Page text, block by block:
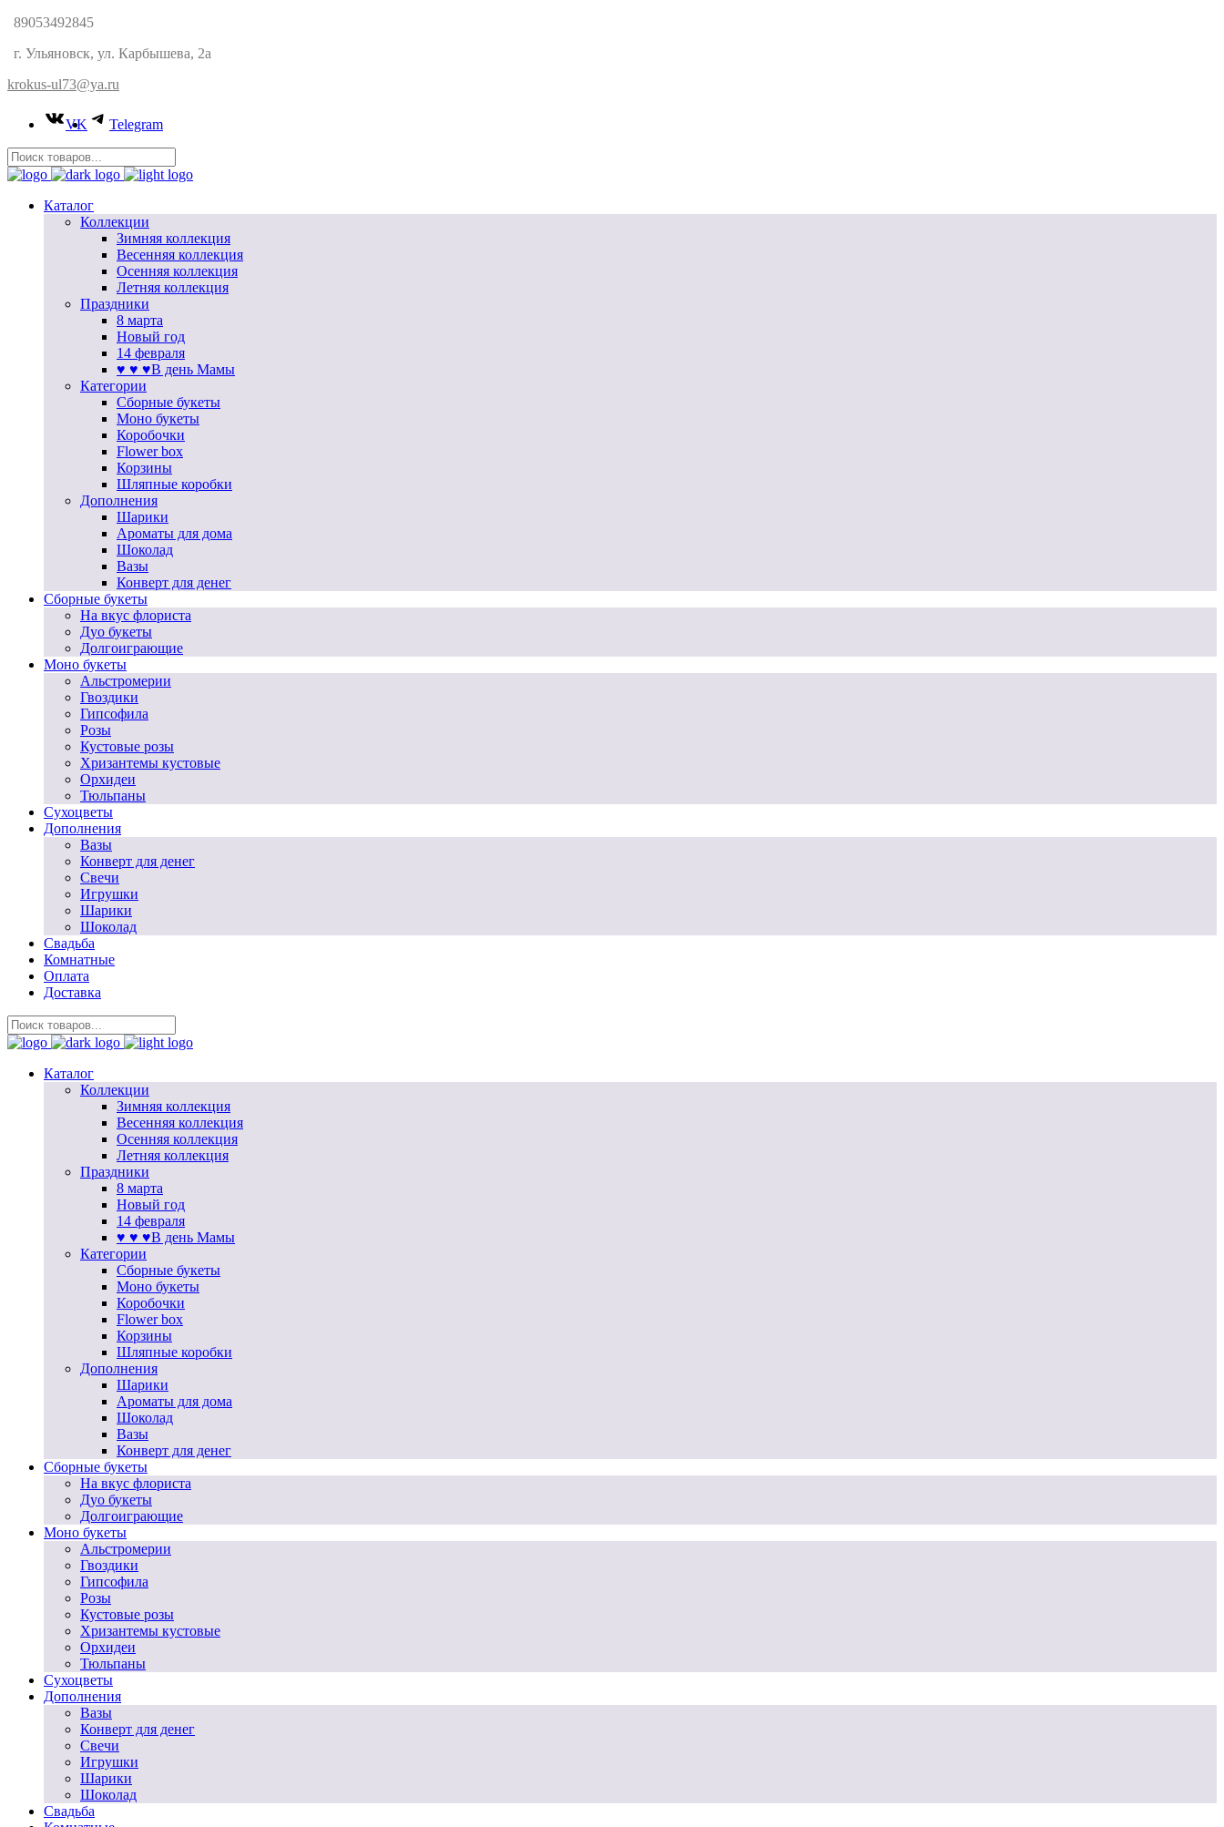
89053492845
г. Ульяновск, ул. Карбышева, 2а
krokus-ul73@ya.ru
VK Telegram
Каталог
Коллекции
Зимняя коллекция
Весенняя коллекция
Осенняя коллекция
Летняя коллекция
Праздники
8 марта
Новый год
14 февраля
♥ ♥ ♥В день Мамы
Категории
Сборные букеты
Моно букеты
Коробочки
Flower box
Корзины
Шляпные коробки
Дополнения
Шарики
Ароматы для дома
Шоколад
Вазы
Конверт для денег
Сборные букеты
На вкус флориста
Дуо букеты
Долгоиграющие
Моно букеты
Альстромерии
Гвоздики
Гипсофила
Розы
Кустовые розы
Хризантемы кустовые
Орхидеи
Тюльпаны
Сухоцветы
Дополнения
Вазы
Конверт для денег
Свечи
Игрушки
Шарики
Шоколад
Свадьба
Комнатные
Оплата
Доставка
Каталог
Коллекции
Зимняя коллекция
Весенняя коллекция
Осенняя коллекция
Летняя коллекция
Праздники
8 марта
Новый год
14 февраля
♥ ♥ ♥В день Мамы
Категории
Сборные букеты
Моно букеты
Коробочки
Flower box
Корзины
Шляпные коробки
Дополнения
Шарики
Ароматы для дома
Шоколад
Вазы
Конверт для денег
Сборные букеты
На вкус флориста
Дуо букеты
Долгоиграющие
Моно букеты
Альстромерии
Гвоздики
Гипсофила
Розы
Кустовые розы
Хризантемы кустовые
Орхидеи
Тюльпаны
Сухоцветы
Дополнения
Вазы
Конверт для денег
Свечи
Игрушки
Шарики
Шоколад
Свадьба